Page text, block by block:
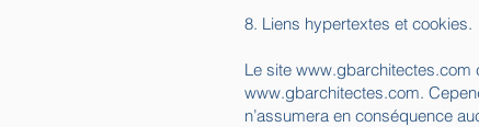
8. Liens hypertextes et cookies.
Le site www.gbarchitectes.com
www.gbarchitectes.com.
n’assumera en conséquence